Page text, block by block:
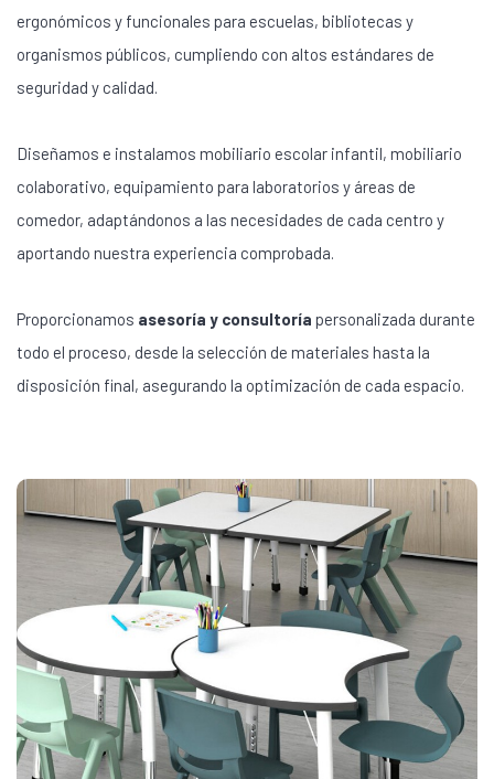
ergonómicos y funcionales para escuelas, bibliotecas y
organismos públicos, cumpliendo con altos estándares de
seguridad y calidad.
Diseñamos e instalamos mobiliario escolar infantil, mobiliario
colaborativo, equipamiento para laboratorios y áreas de
comedor, adaptándonos a las necesidades de cada centro y
aportando nuestra experiencia comprobada.
Proporcionamos asesoría y consultoría personalizada durante
todo el proceso, desde la selección de materiales hasta la
disposición final, asegurando la optimización de cada espacio.